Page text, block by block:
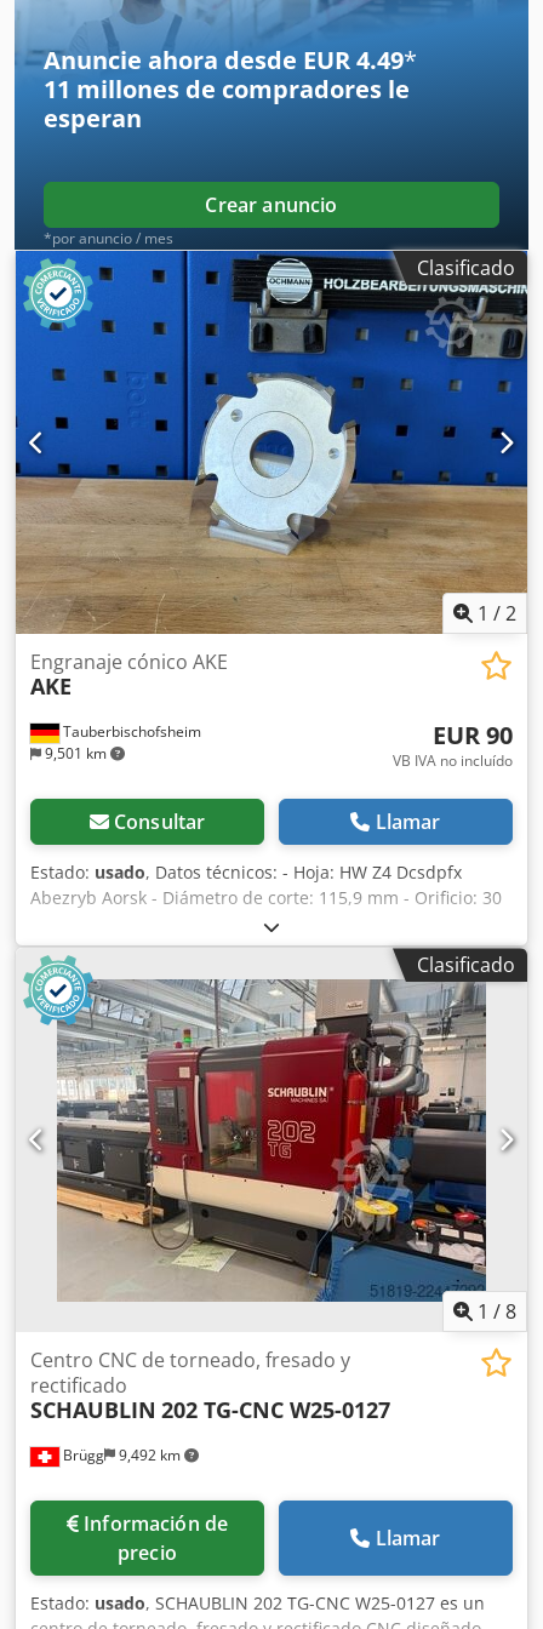
expresamente las características descritas y el estado
correspondiente del equipo.
Anuncie ahora desde EUR 4.49*
11 millones de compradores le
esperan
Crear anuncio
*por anuncio / mes
Clasificado
1 /2
Tauberbischofsheim
9,501 km
Engranaje cónico AKE
AKE
EUR 90
VB IVA no incluído
Consultar Llamar
Estado: usado, Datos técnicos: - Hoja: HW Z4 Dcsdpfx
Abezryb Aorsk - Diámetro de corte: 115,9 mm - Orificio: 30
mm - Longitud: 5,5 mm - Material: Acero - Marcado: MAN
Clasificado
1 /8
Brügg 9,492 km
Centro CNC de torneado, fresado y
rectificado
SCHAUBLIN 202 TG-CNC W25-0127
Información de
precio
Llamar
Estado: usado, SCHAUBLIN 202 TG-CNC W25-0127 es un